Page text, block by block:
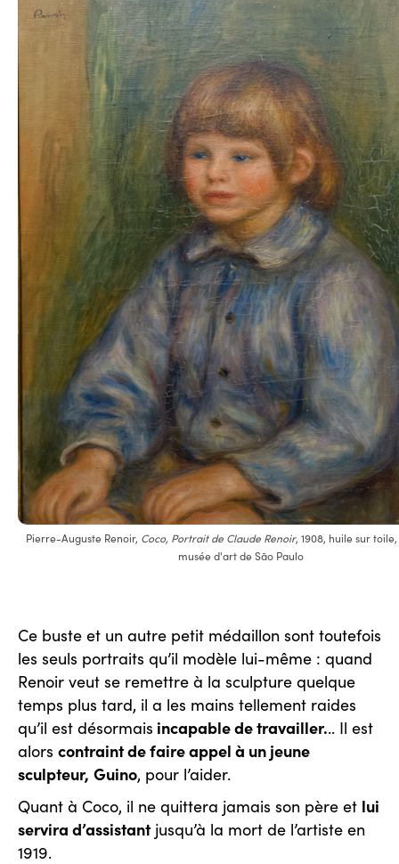
Pierre-Auguste Renoir, Coco, Portrait de Claude Renoir, 1908, huile sur
musée d'art de São Paulo
Ce buste et un autre petit médaillon sont toutefois
les seuls portraits qu’il modèle lui-même : quand
Renoir veut se remettre à la sculpture quelque
temps plus tard, il a les mains tellement raides
qu’il est désormais incapable de travailler... Il est
alors contraint de faire appel à un jeune
sculpteur, Guino, pour l’aider.
Quant à Coco, il ne quittera jamais son père et lui
servira d’assistantjusqu’à la mort de l’artiste en
1919.